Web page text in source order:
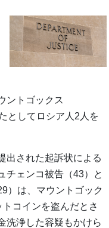
ントゴックス
としてロシア人2人を
出された起訴状による
チェンコ被告（43）と
）は、マウントゴック
コインを盗んだとさ
洗浄した容疑もかけら